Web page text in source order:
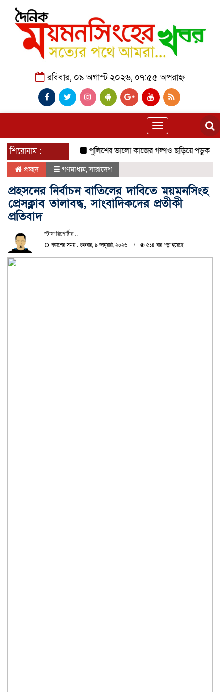
রবিবার, ০৯ অগাস্ট ২০২৬, ০৭:৫৫ অপরাহ্ন
Toggle
navigation
শিরোনাম : পুলিশের ভালো কাজের গল্পও ছড়িয়ে পড়ুক
প্রচ্ছদ গণমাধ্যম,সারাদেশ
প্রহসনের নির্বাচন বাতিলের দাবিতে ময়মনসিংহ
প্রেসক্লাব তালাবদ্ধ, সাংবাদিকদের প্রতীকী
প্রতিবাদ
স্টাফ রিপোর্টার ::
প্রকাশের সময় : শুক্রবার, ৯ জানুয়ারী, ২০২৬ ৫১৪ বার পড়া হয়েছে